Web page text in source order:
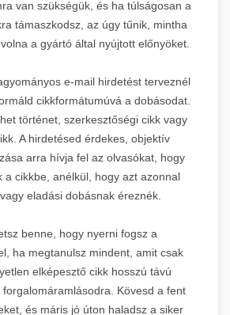
van szükségük, és ha túlságosan a
támaszkodsz, az úgy tűnik, mintha
a gyártó által nyújtott előnyöket.
e-mail hirdetést terveznél
cikkformátumúvá a dobásodat.
történet, szerkesztőségi cikk vagy
A hirdetésed érdekes, objektív
arra hívja fel az olvasókat, hogy
a cikkbe, anélkül, hogy azt azonnal
eladási dobásnak éreznék.
benne, hogy nyerni fogsz a
ha megtanulsz mindent, amit csak
elképesztő cikk hosszú távú
Kövesd a fent
és máris jó úton haladsz a siker